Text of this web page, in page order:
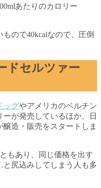
あたりのカロリー
ので40kcalなので、圧倒
ドセルツァー
ッグやアメリカのベルチン
が発売しているほか、日
造・販売をスタートしま
もあり、同じ価格を出す
尻込みしてしまう人も多